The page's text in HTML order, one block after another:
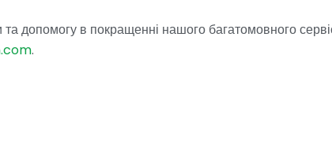
допомогу в покращенні нашого багатомовного
.